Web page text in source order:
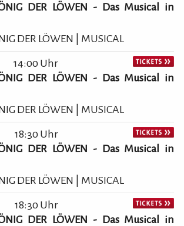
DER LÖWEN - Das Musical in
DER LÖWEN | MUSICAL
14:00 Uhr
DER LÖWEN - Das Musical in
DER LÖWEN | MUSICAL
18:30 Uhr
DER LÖWEN - Das Musical in
DER LÖWEN | MUSICAL
18:30 Uhr
DER LÖWEN - Das Musical in